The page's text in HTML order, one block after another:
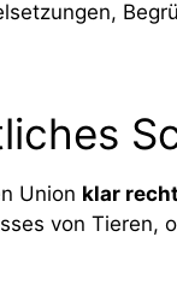
Union klar
von Tieren,